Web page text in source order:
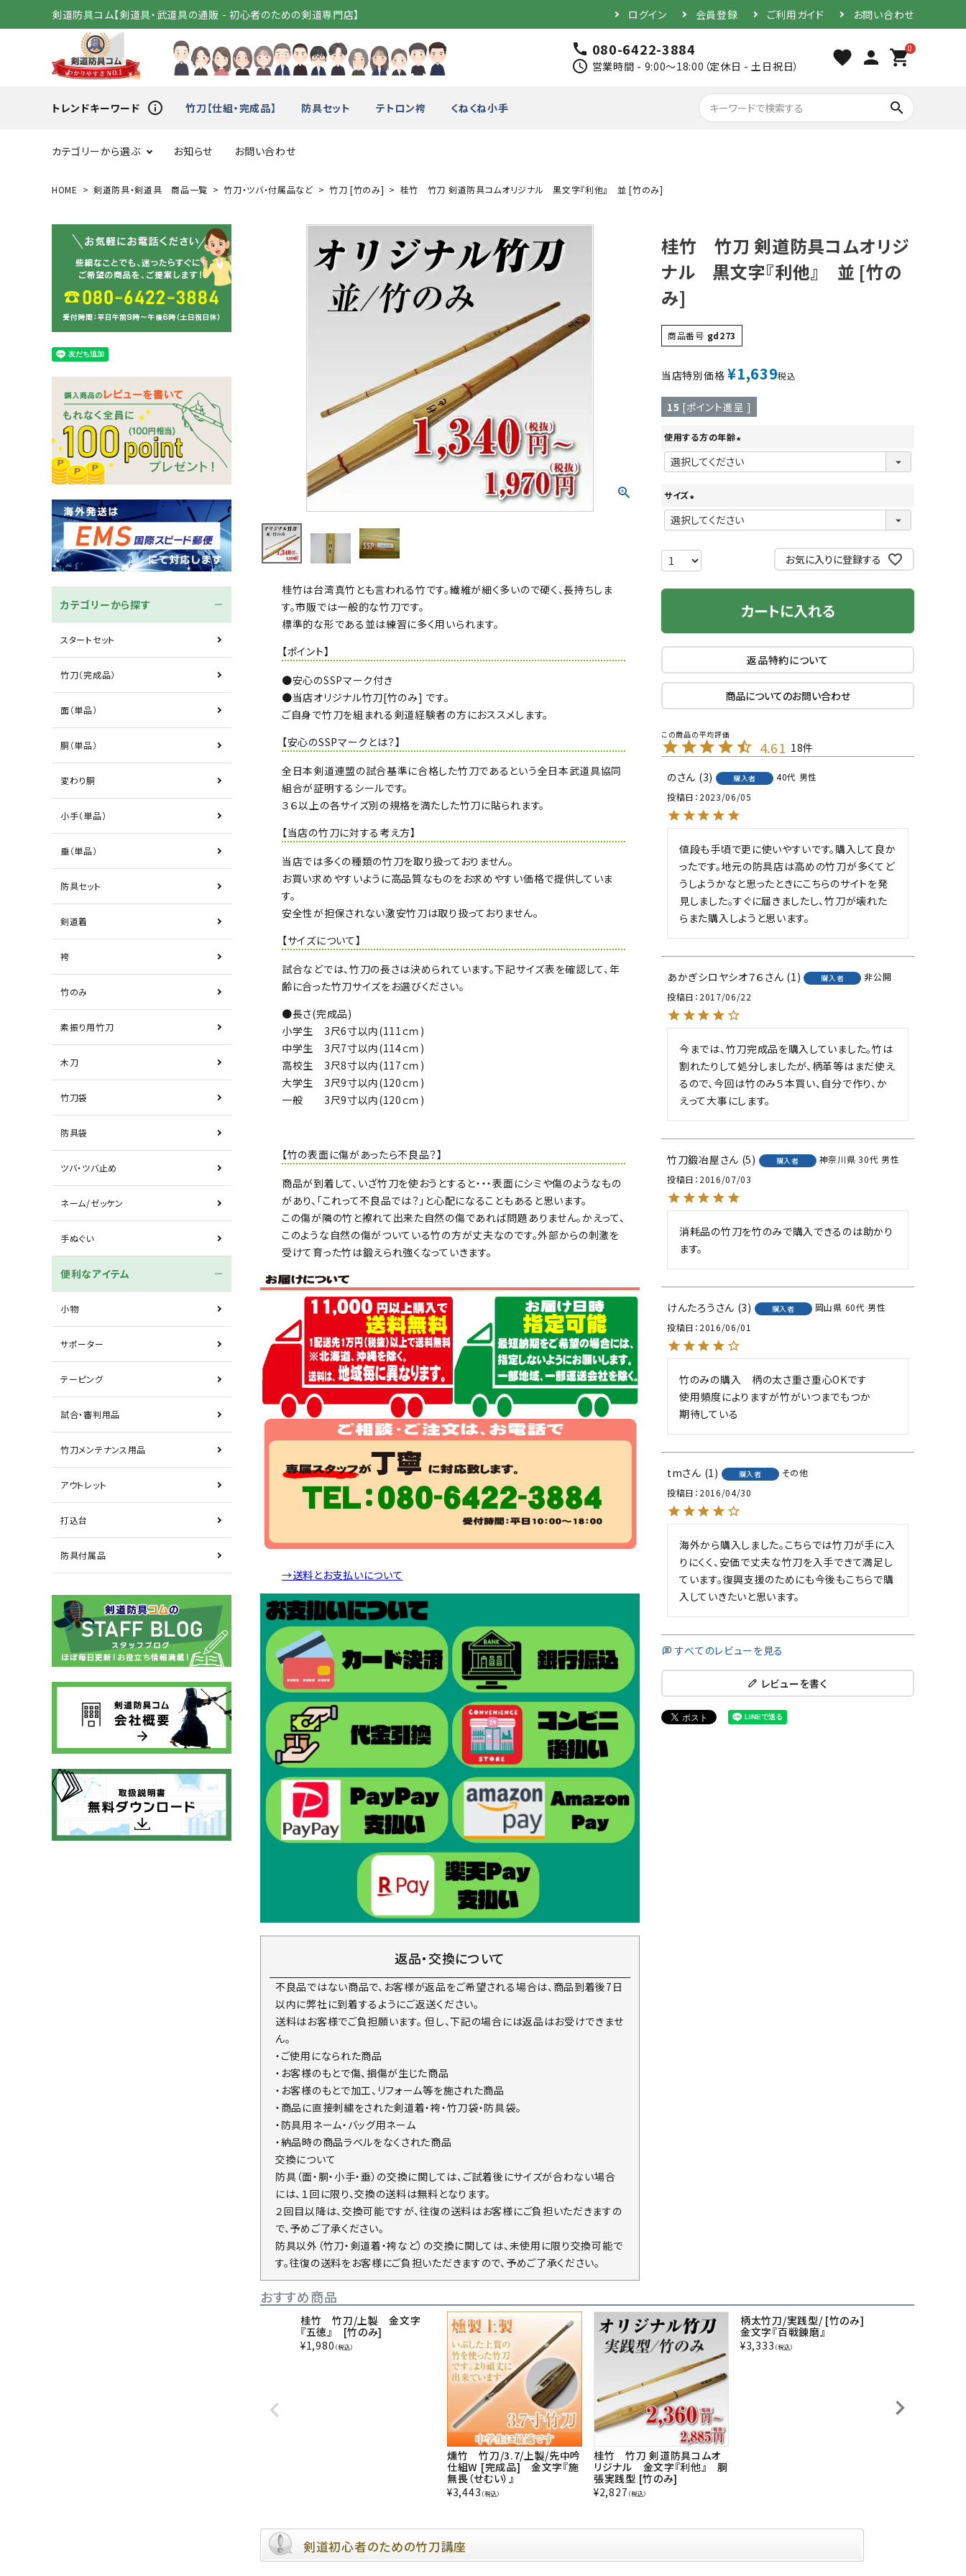
剣道防具コム【剣道具・武道具の通販 - 初心者のための剣道専門店】 ログイン 会員登録 ご利用ガイド お問い合わせ
call 080-6422-3884
schedule 営業時間 - 9:00～18:00（定休日 - 土日祝日） favorite person 0
shopping_cart
トレンドキーワード info_outline 竹刀【仕組・完成品】 防具セット テトロン袴 くねくね小手 search
カテゴリーから選ぶ
変わり胴 小手（単品） 垂（単品） 防具セット
剣道着
防具袋 ツバ・ツバ止め
ネーム/ゼッケン
お知らせ お問い合わせ
HOME 剣道防具・剣道具 商品一覧 竹刀・ツバ・付属品など 竹刀 [竹のみ] 桂竹 竹刀 剣道防具コムオリジナル 黒文字『利他』 並 [竹のみ]
カテゴリーから探す
スタートセット
竹刀（完成品）
面（単品）
胴（単品）
変わり胴
小手（単品）
垂（単品）
防具セット
剣道着
袴
竹のみ
素振り用竹刀
木刀
竹刀袋
防具袋
ツバ・ツバ止め
ネーム/ゼッケン
手ぬぐい
便利なアイテム
小物
サポーター
テーピング
試合・審判用品
竹刀メンテナンス用品
アウトレット
打込台
防具付属品
桂竹は台湾真竹とも言われる竹です。繊維が細く多いので硬く、長持ちしま
す。市販では一般的な竹刀です。
標準的な形である並は練習に多く用いられます。
【ポイント】
●安心のSSPマーク付き
●当店オリジナル竹刀[竹のみ] です。
ご自身で竹刀を組まれる剣道経験者の方におススメします。
【安心のSSPマークとは？】
全日本剣道連盟の試合基準に合格した竹刀であるという全日本武道具協同
組合が証明するシールです。
３６以上の各サイズ別の規格を満たした竹刀に貼られます。
【当店の竹刀に対する考え方】
当店では多くの種類の竹刀を取り扱っておりません。
お買い求めやすいように高品質なものをお求めやすい価格で提供していま
す。
安全性が担保されない激安竹刀は取り扱っておりません。
【サイズについて】
試合などでは、竹刀の長さは決められています。下記サイズ表を確認して、年
齢に合った竹刀サイズをお選びください。
●長さ(完成品)
小学生 3尺6寸以内(111ｃｍ)
中学生 3尺7寸以内(114ｃｍ)
高校生 3尺8寸以内(117ｃｍ)
大学生 3尺9寸以内(120ｃｍ)
一般 3尺9寸以内(120ｃｍ)
【竹の表面に傷があったら不良品？】
商品が到着して、いざ竹刀を使おうとすると・・・表面にシミや傷のようなもの
があり、「これって不良品では？」と心配になることもあると思います。
この傷が隣の竹と擦れて出来た自然の傷であれば問題ありません。かえって、
このような自然の傷がついている竹の方が丈夫なのです。外部からの刺激を
受けて育った竹は鍛えられ強くなっていきます。
→送料とお支払いについて
返品・交換について
不良品ではない商品で、お客様が返品をご希望される場合は、商品到着後7日
以内に弊社に到着するようにご返送ください。
送料はお客様でご負担願います。 但し、下記の場合には返品はお受けできませ
ん。
・ご使用になられた商品
・お客様のもとで傷、損傷が生じた商品
・お客様のもとで加工、リフォーム等を施された商品
・商品に直接刺繍をされた剣道着・袴・竹刀袋・防具袋。
・防具用ネーム・バッグ用ネーム
・納品時の商品ラベルをなくされた商品
交換について
防具（面・胴・小手・垂）の交換に関しては、ご試着後にサイズが合わない場合
には、１回に限り、交換の送料は無料となります。
２回目以降は、交換可能ですが、往復の送料はお客様にご負担いただきますの
で、予めご了承ください。
防具以外（竹刀・剣道着・袴など）の交換に関しては、未使用に限り交換可能で
す。往復の送料をお客様にご負担いただきますので、予めご了承ください。
桂竹 竹刀 剣道防具コムオリジ
ナル 黒文字『利他』 並 [竹の
み]
商品番号 gd273
当店特別価格 ¥1,639税込
15 [ポイント進呈 ]
使用する方の年齢
(
必
)
サイズ
(
必
須
お気に入りに登録する
カートに入れる
返品特約について
商品についてのお問い合わせ
4.61 18
の 3 購入者 40代 男性
投稿日 2023/06/05
値段も手頃で更に使いやすいです。購入して良か
ったです。地元の防具店は高めの竹刀が多くてど
うしようかなと思ったときにこちらのサイトを発
見しました。すぐに届きましたし、竹刀が壊れた
らまた購入しようと思います。
あかぎシロヤシオ７６ 1 購入者
非公開
投稿日 2017/06/22
今までは、竹刀完成品を購入していました。竹は
割れたりして処分しましたが、柄革等はまだ使え
るので、今回は竹のみ５本買い、自分で作り、か
えって大事にします。
竹刀鍛冶屋 5 購入者 神奈川県 30代 男性
投稿日 2016/07/03
消耗品の竹刀を竹のみで購入できるのは助かり
ます。
けんたろう 3 購入者 岡山県 60代 男性
投稿日 2016/06/01
竹のみの購入　柄の太さ重さ重心OKです
使用頻度によりますが竹がいつまでもつか
期待している
tm 1 購入者
その他
投稿日 2016/04/30
海外から購入しました。こちらでは竹刀が手に入
りにくく、安価で丈夫な竹刀を入手できて満足し
ています。復興支援のためにも今後もこちらで購
入していきたいと思います。
すべてのレビューを見る
レビューを書く
おすすめ商品
桂竹 竹刀/上製 金文字
『五徳』 [竹のみ]
¥1,980 （税込）
燻竹 竹刀/3.7/上製/先中吟
仕組W [完成品] 金文字『施
無畏（せむい）』
¥3,443 （税込）
桂竹 竹刀 剣道防具コムオ
リジナル 金文字『利他』 胴
張実践型 [竹のみ]
¥2,827 （税込）
柄太竹刀/実践型/ [竹のみ]
金文字『百戦錬磨』
¥3,333 （税込）
剣道初心者のための竹刀講座